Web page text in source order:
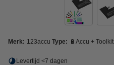
Merk: 123accu Type: 🔋Accu + Toolkit
Levertijd <7 dagen